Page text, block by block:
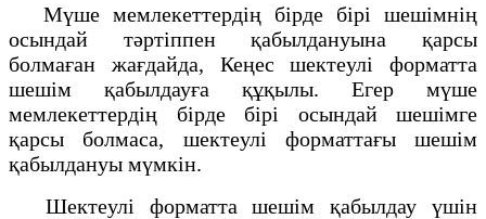
Мүше мемлекеттердің бірде бірі шешімнің
осындай тәртіппен қабылдануына қарсы
болмаған жағдайда, Кеңес шектеулі форматта
шешім қабылдауға құқылы. Егер мүше
мемлекеттердің бірде бірі осындай шешімге
қарсы болмаса, шектеулі форматтағы шешім
қабылдануы мүмкін.
Шектеулі форматта шешім қабылдау үшін